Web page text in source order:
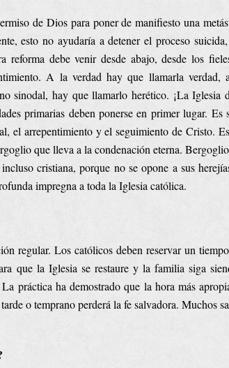
de Dios para poner de manifiesto una
esto no ayudaría a detener el proceso
reforma debe venir desde abajo, desde los
A la verdad hay que llamarla
sinodal, hay que llamarlo herético. ¡La Iglesia
primarias deben ponerse en primer lugar.
el arrepentimiento y el seguimiento de Cristo.
que lleva a la condenación eterna.
cristiana, porque no se opone a sus
impregna a toda la Iglesia católica.
regular. Los católicos deben reservar un
que la Iglesia se restaure y la familia siga
práctica ha demostrado que la hora más
o temprano perderá la fe salvadora. Muchos